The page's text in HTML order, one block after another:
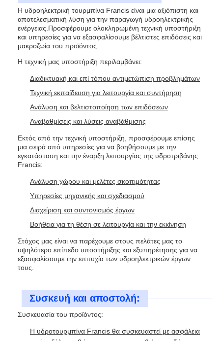
Η υδροηλεκτρική τουρμπίνα Francis είναι μια αξιόπιστη και
αποτελεσματική λύση για την παραγωγή υδροηλεκτρικής
ενέργειας.Προσφέρουμε ολοκληρωμένη τεχνική υποστήριξη
και υπηρεσίες για να εξασφαλίσουμε βέλτιστες επιδόσεις και
μακροζωία του προϊόντος.
Η τεχνική μας υποστήριξη περιλαμβάνει:
Διαδικτυακή και επί τόπου αντιμετώπιση προβλημάτων
Τεχνική εκπαίδευση για λειτουργία και συντήρηση
Ανάλυση και βελτιστοποίηση των επιδόσεων
Αναβαθμίσεις και λύσεις αναβάθμισης
Εκτός από την τεχνική υποστήριξη, προσφέρουμε επίσης
μια σειρά από υπηρεσίες για να βοηθήσουμε με την
εγκατάσταση και την έναρξη λειτουργίας της υδροτριβάνης
Francis:
Ανάλυση χώρου και μελέτες σκοπιμότητας
Υπηρεσίες μηχανικής και σχεδιασμού
Διαχείριση και συντονισμός έργων
Βοήθεια για τη θέση σε λειτουργία και την εκκίνηση
Στόχος μας είναι να παρέχουμε στους πελάτες μας το
υψηλότερο επίπεδο υποστήριξης και εξυπηρέτησης για να
εξασφαλίσουμε την επιτυχία των υδροηλεκτρικών έργων
τους.
Συσκευή και αποστολή:
Συσκευασία του προϊόντος:
Η υδροτουρμπίνα Francis θα συσκευαστεί με ασφάλεια